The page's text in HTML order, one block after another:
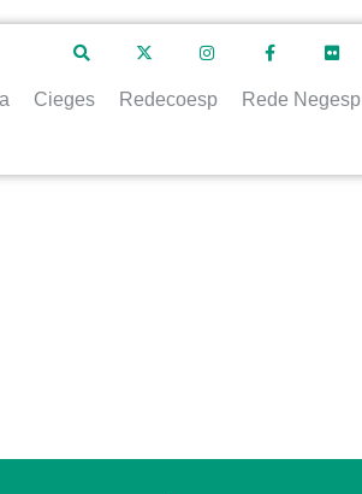
Cieges Redecoesp Rede Negesp